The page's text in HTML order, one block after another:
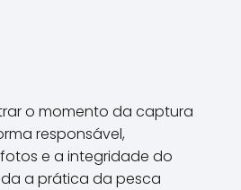
o momento da captura
responsável,
e a integridade do
a prática da pesca